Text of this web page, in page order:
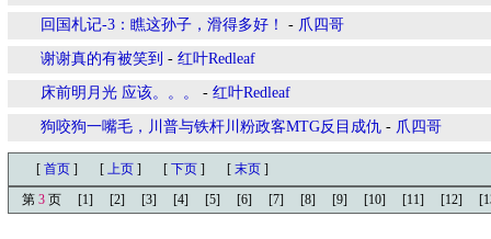
回国札记-3：瞧这孙子，滑得多好！ - 爪四哥
谢谢真的有被笑到 - 红叶Redleaf
床前明月光 应该。。。 - 红叶Redleaf
狗咬狗一嘴毛，川普与铁杆川粉政客MTG反目成仇 - 爪四哥
[ 首页 ] [ 上页 ] [ 下页 ] [ 末页 ]
第 3 页 [1] [2] [3] [4] [5] [6] [7] [8] [9] [10] [11] [12]